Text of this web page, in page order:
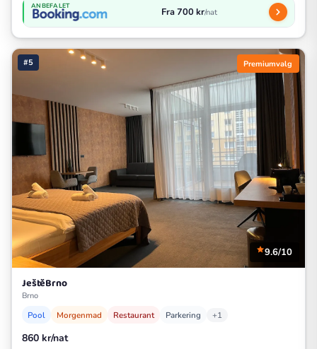
ANBEFALET Fra 700 kr/nat
#5 Premiumvalg
9.6/10
JeštěBrno
Brno
Pool Morgenmad Restaurant Parkering +1
860 kr/nat